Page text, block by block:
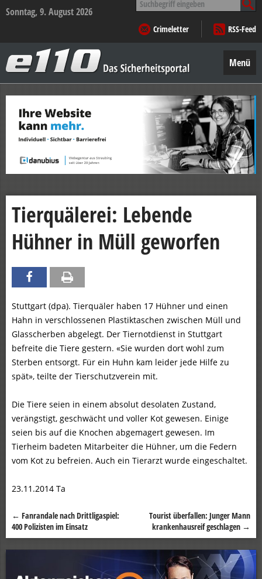
Sonntag, 9. August 2026
nach:
Crimeletter
RSS-Feed
–
Das
Sicherheitsportal
Menü
Zum
Inhalt
springen
Tierquälerei: Lebende
Hühner in Müll geworfen
Stuttgart (dpa). Tierquäler haben 17 Hühner und einen
Hahn in verschlossenen Plastiktaschen zwischen Müll und
Glasscherben abgelegt. Der Tiernotdienst in Stuttgart
befreite die Tiere gestern. «Sie wurden dort wohl zum
Sterben entsorgt. Für ein Huhn kam leider jede Hilfe zu
spät», teilte der Tierschutzverein mit.
Die Tiere seien in einem absolut desolaten Zustand,
verängstigt, geschwächt und voller Kot gewesen. Einige
seien bis auf die Knochen abgemagert gewesen. Im
Tierheim badeten Mitarbeiter die Hühner, um die Federn
vom Kot zu befreien. Auch ein Tierarzt wurde eingeschaltet.
23.11.2014 Ta
Beitragsnavigation
← Fanrandale nach Drittligaspiel:
400 Polizisten im Einsatz
Tourist überfallen: Junger Mann
krankenhausreif geschlagen →